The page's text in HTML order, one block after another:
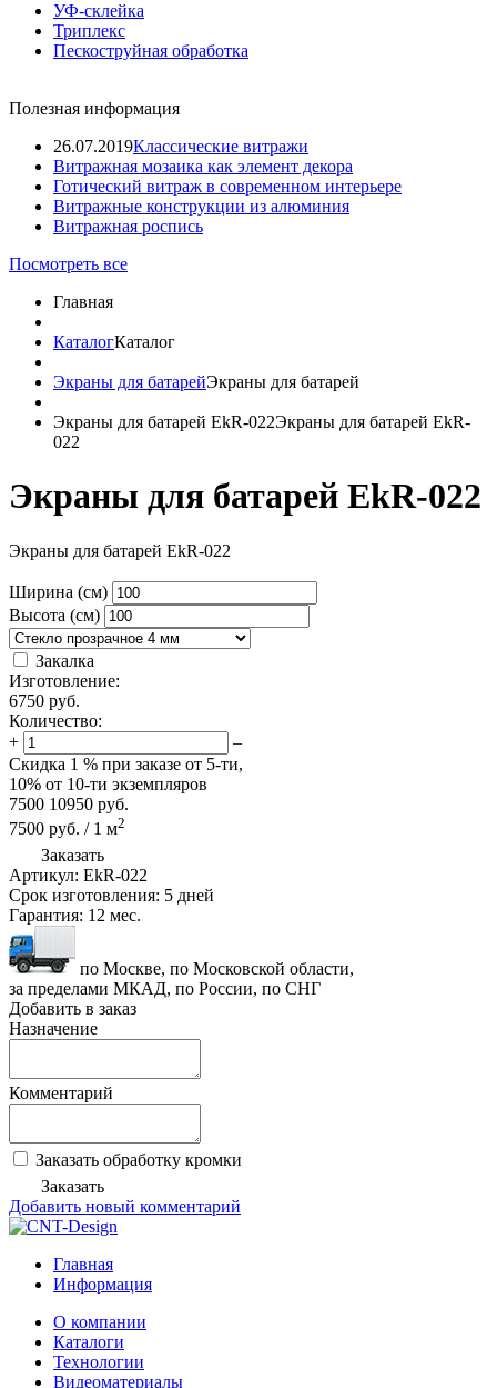
УФ-склейка
Триплекс
Пескоструйная обработка
Полезная информация
26.07.2019Классические витражи
Витражная мозаика как элемент декора
Готический витраж в современном интерьере
Витражные конструкции из алюминия
Витражная роспись
Посмотреть все
Главная
КаталогКаталог
Экраны для батарейЭкраны для батарей
Экраны для батарей EkR-022Экраны для батарей EkR-
022
Экраны для батарей EkR-022
Экраны для батарей EkR-022
Ширина (см)
Высота (см)
Закалка
Изготовление:
6750 руб.
Количество:
+
–
Скидка 1 % при заказе от 5-ти,
10% от 10-ти экземпляров
7500 10950 руб.
7500 руб. / 1 м2
Заказать
Артикул: EkR-022
Срок изготовления: 5 дней
Гарантия: 12 мес.
по Москве, по Московской области,
за пределами МКАД, по России, по СНГ
Добавить в заказ
Назначение
Комментарий
Заказать обработку кромки
Заказать
Добавить новый комментарий
Главная
Информация
О компании
Каталоги
Технологии
Видеоматериалы